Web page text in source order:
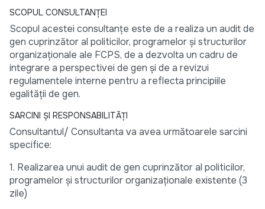
SCOPUL CONSULTANȚEI
Scopul acestei consultanțe este de a realiza un audit de
gen cuprinzător al politicilor, programelor și structurilor
organizaționale ale FCPS, de a dezvolta un cadru de
integrare a perspectivei de gen și de a revizui
regulamentele interne pentru a reflecta principiile
egalității de gen.
SARCINI ȘI RESPONSABILITĂȚI
Consultantul/ Consultanta va avea următoarele sarcini
specifice:
1. Realizarea unui audit de gen cuprinzător al politicilor,
programelor și structurilor organizaționale existente (3
zile)